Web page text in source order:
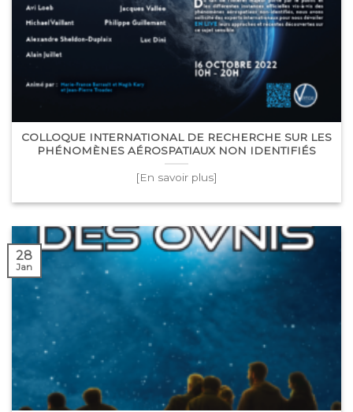
COLLOQUE INTERNATIONAL DE RECHERCHE SUR LES
[En savoir plus]
Teaser : Le Temps des Ovnis – Sortie en Février 2022
28